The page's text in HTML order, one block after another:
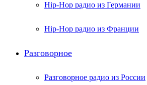
Hip-Hop радио из Германии
Hip-Hop радио из Франции
Разговорное
Разговорное радио из России